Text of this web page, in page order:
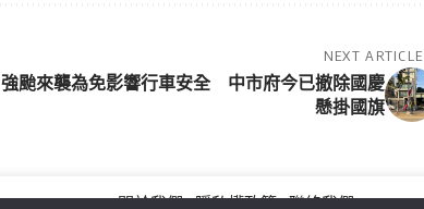
NEXT ARTICLE
強颱來襲為免影響行車安全 中市府今已撤除國慶
懸掛國旗
關於我們 隱私權政策 聯絡我們